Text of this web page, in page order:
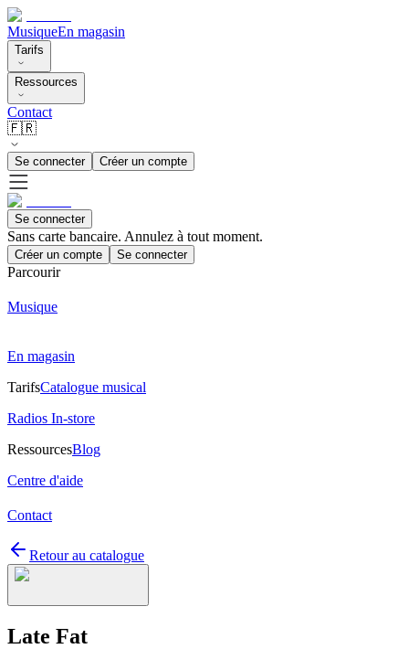
MusiqueEn magasin
Tarifs
Ressources
Contact
🇫🇷
Se connecter Créer un compte
Se connecter
Sans carte bancaire. Annulez à tout moment.
Créer un compte Se connecter
Parcourir
Musique
En magasin
TarifsCatalogue musical
Radios In-store
RessourcesBlog
Centre d'aide
Contact
Retour au catalogue
Late Fat